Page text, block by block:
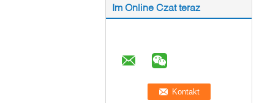
Im Online Czat teraz